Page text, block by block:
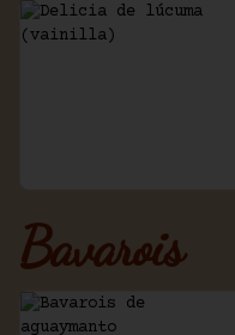
Bavarois